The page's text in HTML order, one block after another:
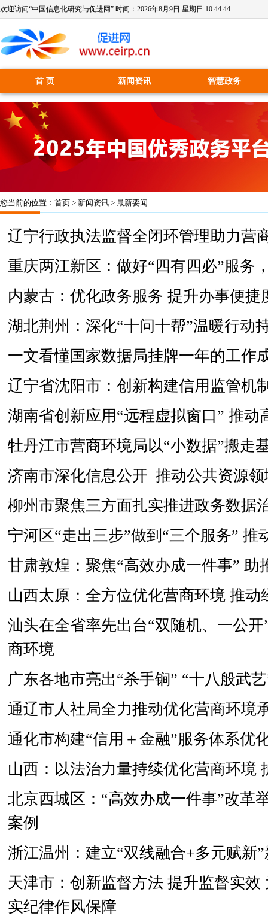
欢迎访问“中国信息化研究与促进网” 时间： 2026年8月9日 星期日 10:44:44
首 页 新闻资讯 智慧政务
您当前的位置： 首页 > 新闻资讯 > 最新要闻
辽宁行政执法监督全闭环管理助力营
重庆两江新区：做好“四有四必”服务
内蒙古：优化政务服务 提升办事便捷
湖北荆州：深化“十问十帮”温暖行动
一文看懂国家数据局挂牌一年的工作
辽宁省沈阳市：创新构建信用监管机
湖南省创新应用“远程虚拟窗口” 推动
牡丹江市营商环境局以“小数据”搬走
济南市深化信息公开 推动公共资源领
柳州市聚焦三方面扎实推进政务数据
宁河区“走出三步”做到“三个服务” 推
甘肃敦煌：聚焦“高效办成一件事” 助
山西太原：全方位优化营商环境 推动
汕头在全省率先出台“双随机、一公
商环境
广东各地市亮出“杀手锏” “十八般武
通辽市人社局全力推动优化营商环境
通化市构建“信用＋金融”服务体系优
山西：以法治力量持续优化营商环境
北京西城区：“高效办成一件事”改革
案例
浙江温州：建立“双线融合+多元赋新
天津市：创新监督方法 提升监督实
实纪律作风保障